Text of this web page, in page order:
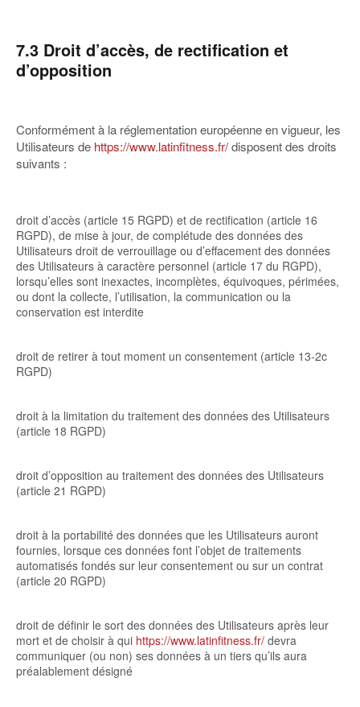
7.3 Droit d’accès, de rectification et
d’opposition
Conformément à la réglementation européenne en vigueur, les
Utilisateurs de https://www.latinfitness.fr/disposent des droits
suivants :
droit d’accès (article 15 RGPD) et de rectification (article 16
RGPD), de mise à jour, de complétude des données des
Utilisateurs droit de verrouillage ou d’effacement des données
des Utilisateurs à caractère personnel (article 17 du RGPD),
lorsqu’elles sont inexactes, incomplètes, équivoques, périmées,
ou dont la collecte, l’utilisation, la communication ou la
conservation est interdite
droit de retirer à tout moment un consentement (article 13-2c
RGPD)
droit à la limitation du traitement des données des Utilisateurs
(article 18 RGPD)
droit d’opposition au traitement des données des Utilisateurs
(article 21 RGPD)
droit à la portabilité des données que les Utilisateurs auront
fournies, lorsque ces données font l’objet de traitements
automatisés fondés sur leur consentement ou sur un contrat
(article 20 RGPD)
droit de définir le sort des données des Utilisateurs après leur
mort et de choisir à qui https://www.latinfitness.fr/ devra
communiquer (ou non) ses données à un tiers qu’ils aura
préalablement désigné